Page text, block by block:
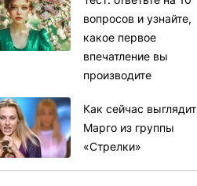
вопросов и узнайте,
какое первое
впечатление вы
производите
Как сейчас выглядит
Марго из группы
«Стрелки»